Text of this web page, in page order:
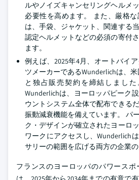
ルやノイズキャンセリングヘルメ
必要性を高めます。 また、厳格
は、手袋、ジャケット、関連する
認定ヘルメットなどの必須の寄付
ます。
例えば、2025年4月、オートバイ
ツメーカーであるWunderlichは、米
と独占販売契約を締結しました
Wunderlichは、ヨーロッパピーク
ウントシステム全体で配布できる
振動減衰機能を備えています。 パ
ク・デザインが確立されたヨーロ
ワークにアクセスし、Wunderlich
サリーの範囲を広げる両方の企業の
フランスのヨーロッパのパワース